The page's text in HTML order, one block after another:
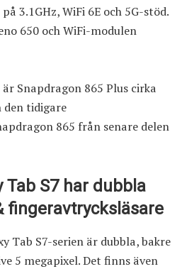
3.1GHz, WiFi 6E och 5G-stöd.
650 och WiFi-modulen
Snapdragon 865 Plus cirka
den tidigare
865 från senare delen
Tab S7 har dubbla
fingeravtrycksläsare
Tab S7-serien är dubbla, bakre
5 megapixel. Det finns även